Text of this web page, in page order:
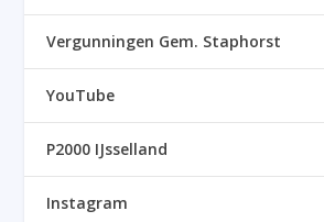
Vergunningen Gem. Staphorst
YouTube
P2000 IJsselland
Instagram